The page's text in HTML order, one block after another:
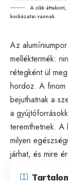
A cikk
kockázatai vannak.
Az
melléktermék:
rétegként ül
hordoz. A finom
bejuthatnak a
a
teremthetnek. A
milyen
járhat, és mire